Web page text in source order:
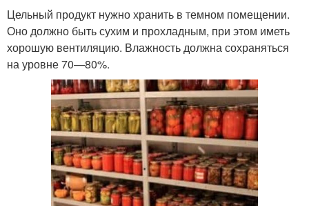
Цельный продукт нужно хранить в темном помещении.
Оно должно быть сухим и прохладным, при этом иметь
хорошую вентиляцию. Влажность должна сохраняться
на уровне 70—80%.